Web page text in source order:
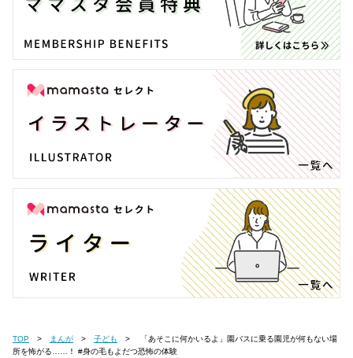
TOP まんが 子ども
所を怖がる……！ #身の毛もよだつ恐怖の体験